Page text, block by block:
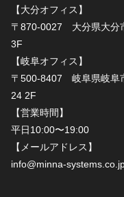
【大分オフィス】
〒870-0027 大分県大分
3F
【岐阜オフィス】
〒500-8407 岐阜県岐阜
24 2F
【営業時間】
平日10:00〜19:00
【メールアドレス】
info@minna-